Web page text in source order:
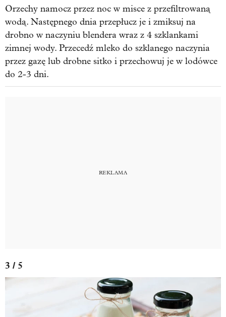
Orzechy namocz przez noc w misce z przefiltrowaną
wodą. Następnego dnia przepłucz je i zmiksuj na
drobno w naczyniu blendera wraz z 4 szklankami
zimnej wody. Przecedź mleko do szklanego naczynia
przez gazę lub drobne sitko i przechowuj je w lodówce
do 2-3 dni.
3 / 5